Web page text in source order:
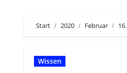
Start 2020 Februar 16.
Wissen